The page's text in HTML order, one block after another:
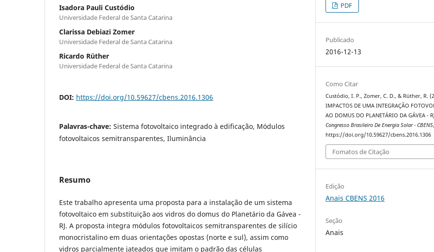
Isadora Pauli Custódio
Universidade Federal de Santa Catarina
Clarissa Debiazi Zomer
Universidade Federal de Santa Catarina
Ricardo Rüther
Universidade Federal de Santa Catarina
DOI: https://doi.org/10.59627/cbens.2016.1306
Palavras-chave: Sistema fotovoltaico integrado à edificação, Módulos
fotovoltaicos semitransparentes, Iluminância
Resumo
Este trabalho apresenta uma proposta para a instalação de um sistema
fotovoltaico em substituição aos vidros do domus do Planetário da Gávea -
RJ. A proposta integra módulos fotovoltaicos semitransparentes de silício
monocristalino em duas orientações opostas (norte e sul), assim como
vidros parcialmente jateados que imitam o padrão das células
PDF
Publicado
2016-12-13
Como Citar
Custódio, I. P., Zomer, C. D., & Rüther, R.
IMPACTOS DE UMA INTEGRAÇÃO
AO DOMUS DO PLANETÁRIO DA GÁVEA -
Congresso Brasileiro De Energia Solar - CBENS
https://doi.org/10.59627/cbens.2016.1306
Fomatos de Citação
Edição
Anais CBENS 2016
Seção
Anais